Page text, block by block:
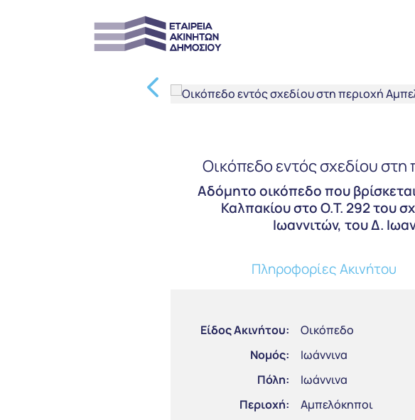
Οικόπεδο εντός σχεδίου στη
Aδόμητο οικόπεδο που
Καλπακίου στο Ο.Τ. 292 του
Ιωαννιτών, του Δ.
Πληροφορίες Ακινήτου
Είδος Ακινήτου:
Οικόπεδο
Νομός:
Ιωάννινα
Πόλη:
Ιωάννινα
Περιοχή:
Αμπελόκηποι